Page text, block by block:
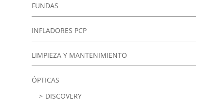
FUNDAS
INFLADORES PCP
LIMPIEZA Y MANTENIMIENTO
ÓPTICAS
DISCOVERY